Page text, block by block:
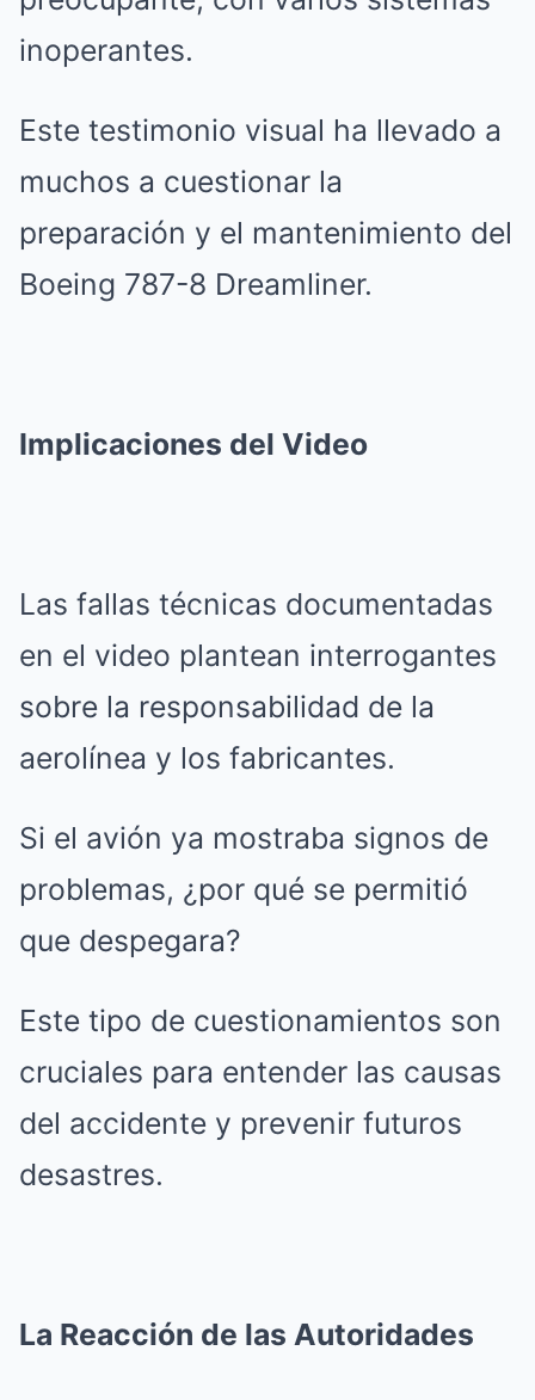
inoperantes.
Este testimonio visual ha llevado a
muchos a cuestionar la
preparación y el mantenimiento del
Boeing 787-8 Dreamliner.
Implicaciones del Video
Las fallas técnicas documentadas
en el video plantean interrogantes
sobre la responsabilidad de la
aerolínea y los fabricantes.
Si el avión ya mostraba signos de
problemas, ¿por qué se permitió
que despegara?
Este tipo de cuestionamientos son
cruciales para entender las causas
del accidente y prevenir futuros
desastres.
La Reacción de las Autoridades